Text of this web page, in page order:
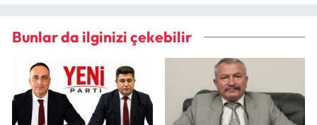
Bunlar da ilginizi çekebilir